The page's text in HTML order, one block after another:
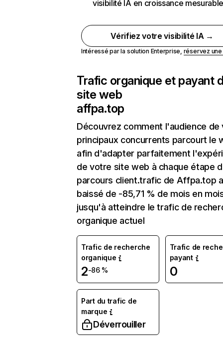
visibilité IA en croissance
Vérifiez votre visibilité IA →
Intéressé par la solution Enterprise, réservez
Trafic organique et payant
site web
affpa.top
Découvrez comment l'audience de
principaux concurrents parcourt le
afin d'adapter parfaitement
de votre site web à chaque étape
parcours client.trafic de Affpa.top a
baissé de -85,71 % de mois en
jusqu'à atteindre le trafic de
organique actuel
Trafic de recherche
organique
2-86 %
Trafic de
payant
0
Part du trafic de
marque
Déverrouiller